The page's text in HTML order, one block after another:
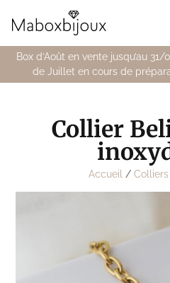
Box d’Août en vente jusqu’au
de Juillet en cours de
Collier
Accueil / Colliers